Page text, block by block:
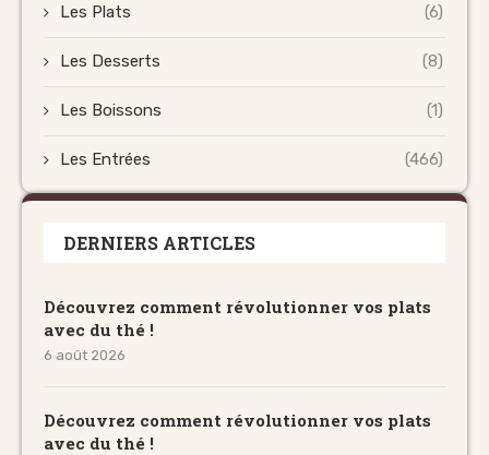
Les Plats (6)
Les Desserts (8)
Les Boissons (1)
Les Entrées (466)
DERNIERS ARTICLES
Découvrez comment révolutionner vos plats
avec du thé !
6 août 2026
Découvrez comment révolutionner vos plats
avec du thé !